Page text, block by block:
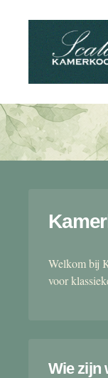
kamerkoor
Welkom bij
voor
Wie zijn